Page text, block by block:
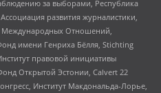
за выборами, Республика
развития журналистики,
Международных Отношений,
имени Генриха Бёлля, Stichting
правовой инициативы
Открытой Эстонии, Calvert 22
Институт Макдональда-Лорье,